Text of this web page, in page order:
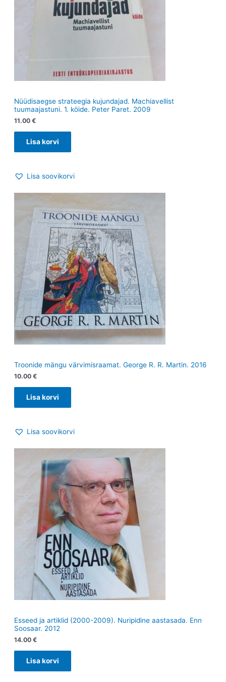
Nüüdisaegse strateegia kujundajad. Machiavellist
tuumaajastuni. 1. köide. Peter Paret. 2009
11.00 €
Lisa korvi
Lisa soovikorvi
Troonide mängu värvimisraamat. George R. R. Martin. 2016
10.00 €
Lisa korvi
Lisa soovikorvi
Esseed ja artiklid (2000-2009). Nuripidine aastasada. Enn
Soosaar. 2012
14.00 €
Lisa korvi